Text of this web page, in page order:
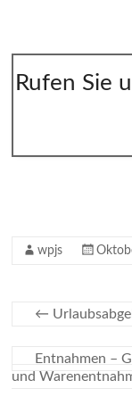
Rufen Sie
wpjs
←
Entnahmen –
und